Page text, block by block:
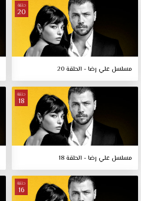
حلقة
20
مسلسل علي رضا - الحلقة 20
حلقة
18
مسلسل علي رضا - الحلقة 18
حلقة
16